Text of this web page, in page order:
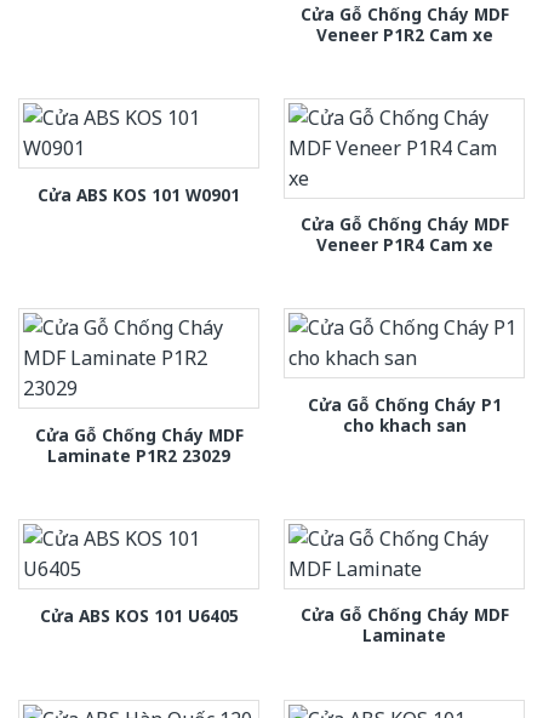
Cửa Gỗ Chống Cháy MDF
Veneer P1R2 Cam xe
Cửa ABS KOS 101 W0901
Cửa Gỗ Chống Cháy MDF
Veneer P1R4 Cam xe
Cửa Gỗ Chống Cháy MDF
Laminate P1R2 23029
Cửa Gỗ Chống Cháy P1
cho khach san
Cửa ABS KOS 101 U6405
Cửa Gỗ Chống Cháy MDF
Laminate